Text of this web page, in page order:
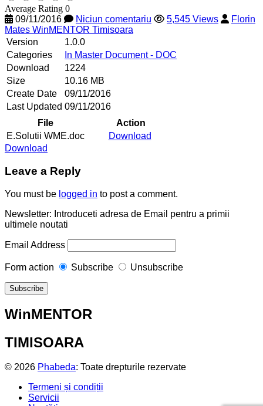
Average Rating 0
09/11/2016
Niciun comentariu 5,545 Views
Florin
Mates WinMENTOR Timisoara
Version
1.0.0
Categories
In Master Document - DOC
Download
1224
Size
10.16 MB
Create Date
09/11/2016
Last Updated 09/11/2016
File
Action
E.Solutii WME.doc
Download
Download
Leave a Reply
You must be logged in to post a comment.
Newsletter: Introduceti adresa de Email pentru a primii
ultimele noutati
Email Address
Form action Subscribe Unsubscribe
WinMENTOR
TIMISOARA
© 2026 Phabeda: Toate drepturile rezervate
Termeni și condiții
Servicii